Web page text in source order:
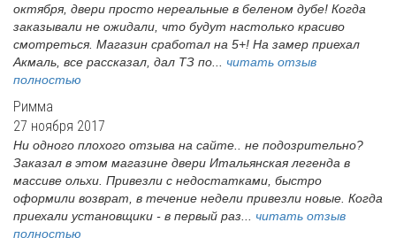
октября, двери просто нереальные в беленом дубе! Когда
заказывали не ожидали, что будут настолько красиво
смотреться. Магазин сработал на 5+! На замер приехал
Акмаль, все рассказал, дал ТЗ по... читать отзыв
полностью
Римма
27 ноября 2017
Ни одного плохого отзыва на сайте.. не подозрительно?
Заказал в этом магазине двери Итальянская легенда в
массиве ольхи. Привезли с недостатками, быстро
оформили возврат, в течение недели привезли новые. Когда
приехали установщики - в первый раз... читать отзыв
полностью